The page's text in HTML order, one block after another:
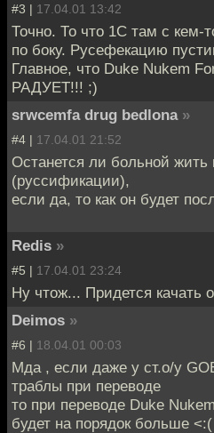
#3 | 17.04.01 13:42
Точно. То что 1С там с кем-
по боку. Русефекацию
Главное, что Duke Nukem
РАДУЕТ!!! ;)
srwcemfa drug bedlona »
#4 | 17.04.01 21:52
Останется ли больной жить
(руссификации),
если да, то как он будет
Redis »
#5 | 17.04.01 23:24
Ну чтож... Придется качать
Deimos »
#6 | 18.04.01 00:03
Мда , если даже у ст.о/у
траблы при переводе
то при переводе Duke
будет на порядок больше <:(